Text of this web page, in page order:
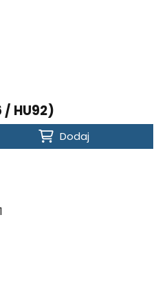
/ HU92)
Dodaj